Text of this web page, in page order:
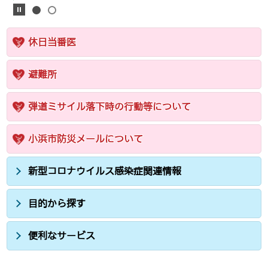
休日当番医
避難所
弾道ミサイル落下時の行動等について
小浜市防災メールについて
新型コロナウイルス感染症関連情報
目的から探す
便利なサービス